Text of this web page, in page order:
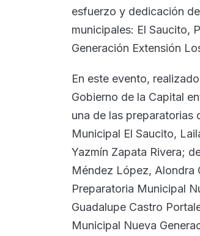
esfuerzo y dedicación
municipales: El Saucito,
Generación Extensión
En este evento,
Gobierno de la Capital
una de las preparatorias
Municipal El Saucito,
Yazmín Zapata Rivera;
Méndez López, Alondra
Preparatoria Municipal
Guadalupe Castro
Municipal Nueva